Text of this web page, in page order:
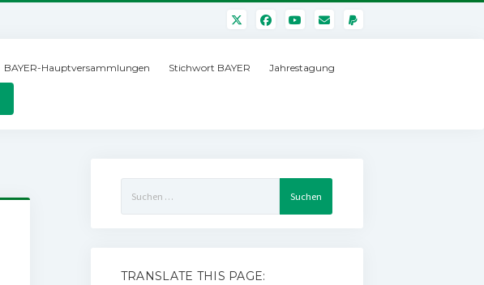
BAYER-Hauptversammlungen Stichwort BAYER Jahrestagung
nach:
TRANSLATE THIS PAGE: